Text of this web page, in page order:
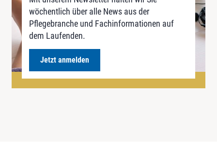
wöchentlich über alle News aus der
Pflegebranche und Fachinformationen auf
dem Laufenden.
Jetzt anmelden